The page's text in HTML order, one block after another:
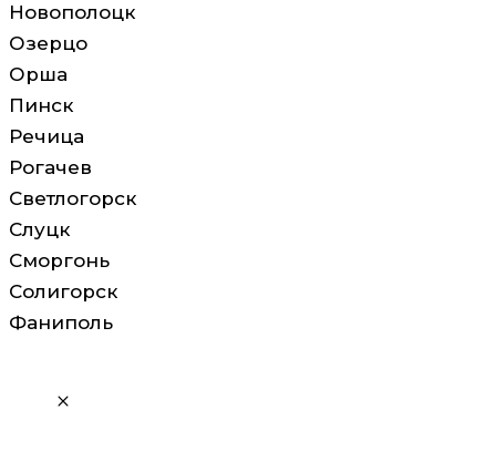
Новополоцк
Озерцо
Орша
Пинск
Речица
Рогачев
Светлогорск
Слуцк
Сморгонь
Солигорск
Фаниполь